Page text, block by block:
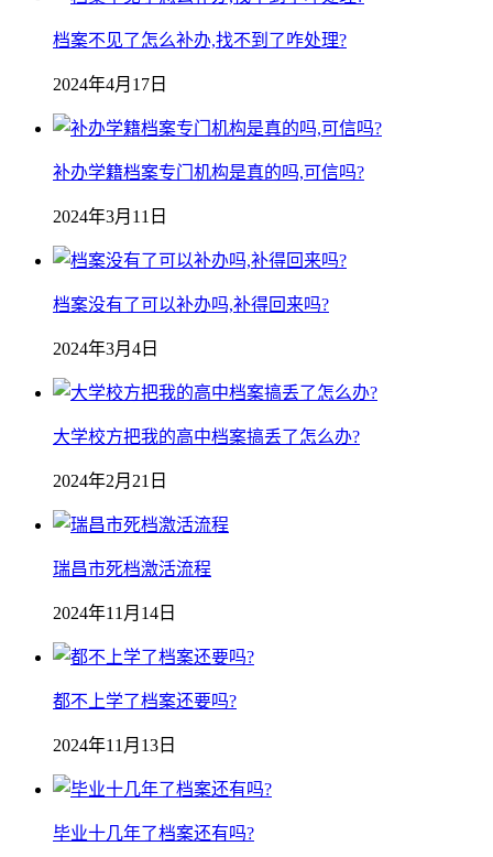
档案不见了怎么补办,找不到了咋处理?
2024年4月17日
补办学籍档案专门机构是真的吗,可信吗?
2024年3月11日
档案没有了可以补办吗,补得回来吗?
2024年3月4日
大学校方把我的高中档案搞丢了怎么办?
2024年2月21日
瑞昌市死档激活流程
2024年11月14日
都不上学了档案还要吗?
2024年11月13日
毕业十几年了档案还有吗?